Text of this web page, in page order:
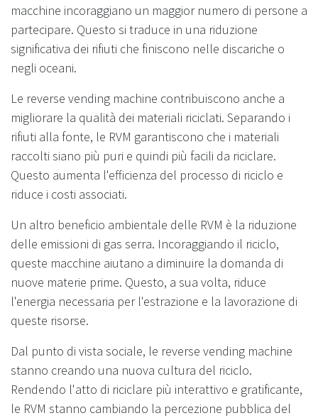
macchine incoraggiano un maggior numero di persone a
partecipare. Questo si traduce in una riduzione
significativa dei rifiuti che finiscono nelle discariche o
negli oceani.
Le reverse vending machine contribuiscono anche a
migliorare la qualità dei materiali riciclati. Separando i
rifiuti alla fonte, le RVM garantiscono che i materiali
raccolti siano più puri e quindi più facili da riciclare.
Questo aumenta l'efficienza del processo di riciclo e
riduce i costi associati.
Un altro beneficio ambientale delle RVM è la riduzione
delle emissioni di gas serra. Incoraggiando il riciclo,
queste macchine aiutano a diminuire la domanda di
nuove materie prime. Questo, a sua volta, riduce
l'energia necessaria per l'estrazione e la lavorazione di
queste risorse.
Dal punto di vista sociale, le reverse vending machine
stanno creando una nuova cultura del riciclo.
Rendendo l'atto di riciclare più interattivo e gratificante,
le RVM stanno cambiando la percezione pubblica del